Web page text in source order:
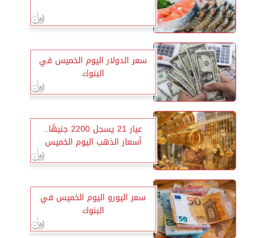
سعر الدولار اليوم الخميس في
البنوك
عيار 21 يسجل 2200 جنيهًا..
أسعار الذهب اليوم الخميس
سعر اليورو اليوم الخميس في
البنوك